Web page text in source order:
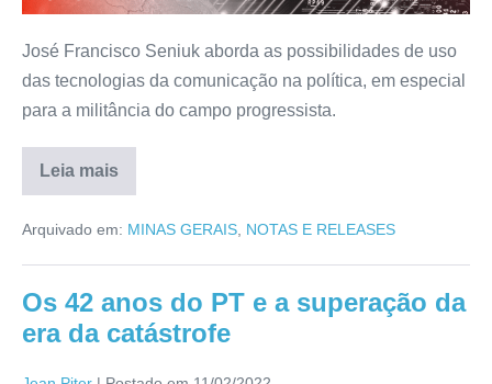
José Francisco Seniuk aborda as possibilidades de uso
das tecnologias da comunicação na política, em especial
para a militância do campo progressista.
Leia mais
Arquivado em: MINAS GERAIS NOTAS E RELEASES
Os 42 anos do PT e a superação da
era da catástrofe